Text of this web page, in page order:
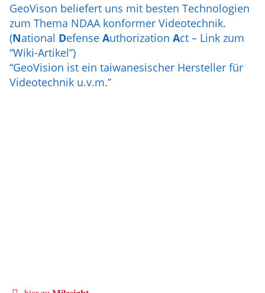
GeoVison beliefert uns mit besten Technologien
zum Thema NDAA konformer Videotechnik.
(National Defense Authorization Act – Link zum
“Wiki-Artikel”)
“GeoVision ist ein taiwanesischer Hersteller für
Videotechnik u.v.m.”